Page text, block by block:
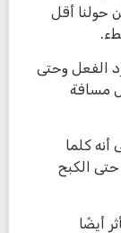
حولنا أقل
الفعل وحتى
مسافة
كلما
الكبح
أيضًا